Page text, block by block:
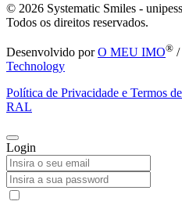
© 2026 Systematic Smiles -
Todos os direitos reservados.
Desenvolvido porO MEU IMO® /
Technology
Política de Privacidade e Termos
RAL
Login